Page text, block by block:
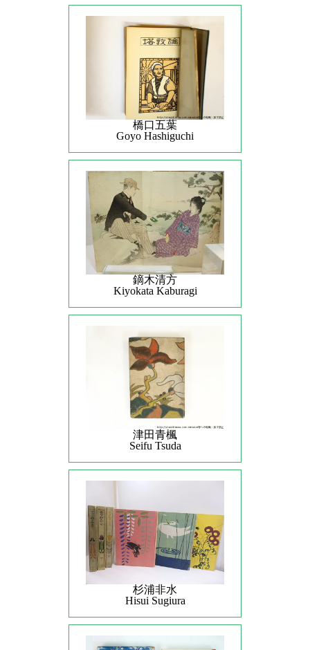
橋口五葉
Goyo Hashiguchi
鏑木清方
Kiyokata Kaburagi
津田青楓
Seifu Tsuda
杉浦非水
Hisui Sugiura